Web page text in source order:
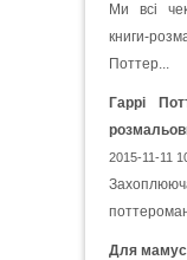
Ми всі
книги-
Поттер...
Гаррі
2015-11-11
Для